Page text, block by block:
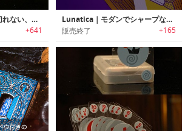
Kevlar｜折れない、切れない、傷つかない！耐久性抜群のトランプ「ケブラートランプ」
+641
Lunatica｜モダンでシャープなテイストのフルカスタムトランプセット「ルナティカ」
販売終了 +165